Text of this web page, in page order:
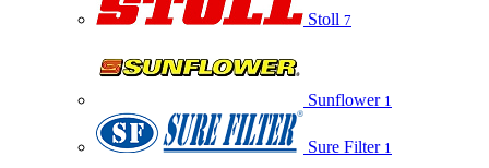
Stoll 7
Sunflower 1
Sure Filter 1